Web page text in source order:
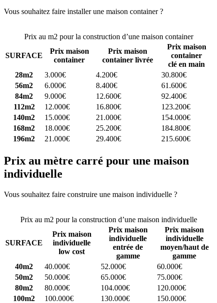
Vous souhaitez faire installer une maison container ?
Prix au m2 pour la construction d’une maison container
SURFACE
Prix maison
container
Prix maison
container livrée
Prix maison
container
clé en main
28m2
3.000€ 4.200€
30.800€
56m2
6.000€ 8.400€
61.600€
84m2
9.000€ 12.600€
92.400€
112m2
12.000€ 16.800€
123.200€
140m2
15.000€ 21.000€
154.000€
168m2
18.000€ 25.200€
184.800€
196m2
21.000€ 29.400€ 215.600€
Prix au mètre carré pour une maison
individuelle
Vous souhaitez faire construire une maison individuelle ?
Prix au m2 pour la construction d’une maison individuelle
SURFACE
Prix maison
individuelle
low cost
Prix maison
individuelle
entrée de
gamme
Prix maison
individuelle
moyen/haut de
gamme
40m2
40.000€ 52.000€
60.000€
50m2
50.000€ 65.000€
75.000€
80m2
80.000€ 104.000€
120.000€
100m2
100.000€ 130.000€
150.000€